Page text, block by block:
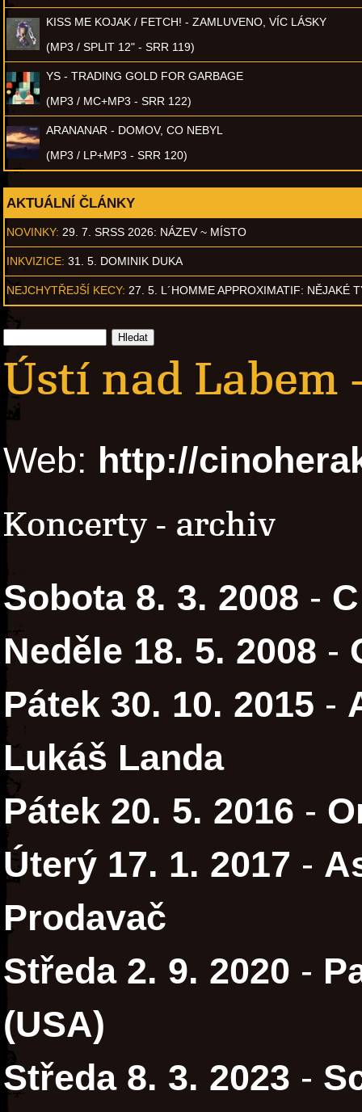
KISS ME KOJAK / FETCH! - ZAMLUVENO, VÍC LÁSKY
(MP3 / SPLIT 12" - SRR 119)
YS - TRADING GOLD FOR GARBAGE
(MP3 / MC+MP3 - SRR 122)
ARANANAR - DOMOV, CO NEBYL
(MP3 / LP+MP3 - SRR 120)
AKTUÁLNÍ ČLÁNKY
NOVINKY: 29. 7. SRSS 2026: NÁZEV ~ MÍSTO
INKVIZICE: 31. 5. DOMINIK DUKA
NEJCHYTŘEJŠÍ KECY: 27. 5. L´HOMME APPROXIMATIF: NĚJAKÉ
Ústí nad Labem
Web: http://
Koncerty - archiv
Sobota 8. 3. 2008 - C
Neděle 18. 5. 2008 -
Pátek 30. 10. 2015 -
Lukáš Landa
Pátek 20. 5. 2016 -
Úterý 17. 1. 2017 -
Prodavač
Středa 2. 9. 2020 -
(USA)
Středa 8. 3. 2023 -